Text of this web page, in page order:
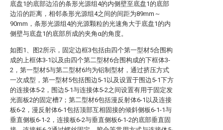
底盘1的底部边沿的条形光源组4的内侧壁至底盘1的底部
边沿的距离，相邻条形光源组4之间的间距为89mm～
90mm，条形光源组4的光源颗粒的光速角大于底盘1的内
侧壁与底盘1的底部所成的夹角α的角度。
如图1、图2所示，固定边框3包括由四个第一型材5合围构
成的上框体3-1以及由四个第二型材6合围构成的下框体3-
2，第一型材5与第二型材6均为铝制型材，通过挤压方式
一次成型，第一型材5包括围边5-1以及设置于围边5-1下方
的连接体5-2，围边5-1与连接体5-2之间设置有用于固定发
光面板2的固定槽7；第二型材6包括漫反射体6-1以及连接
板6-2，漫反射体6-1包括顶部互相固接的倾斜侧板6-1-1与
垂直侧板6-1-2，连接板6-2与垂直侧板6-1-2的底部垂直固